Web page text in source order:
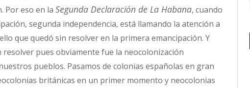
Por eso en la Segunda Declaración de La Habana, cuando
segunda independencia, está llamando la atención a
que quedó sin resolver en la primera emancipación. Y
pues obviamente fue la neocolonización
pueblos. Pasamos de colonias españolas en gran
británicas en un primer momento y neocolonias